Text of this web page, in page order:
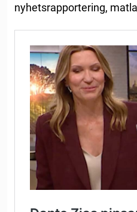
nyhetsrapportering,